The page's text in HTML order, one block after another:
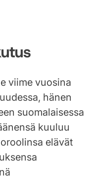
viime vuosina
hänen
suomalaisessa
kuuluu
elävät